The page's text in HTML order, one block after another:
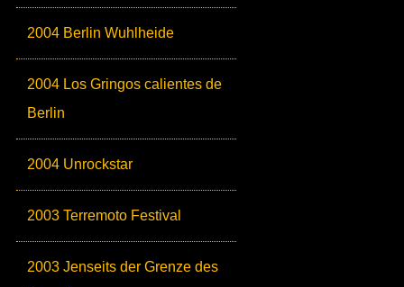
2004 Berlin Wuhlheide
2004 Los Gringos calientes de
Berlin
2004 Unrockstar
2003 Terremoto Festival
2003 Jenseits der Grenze des